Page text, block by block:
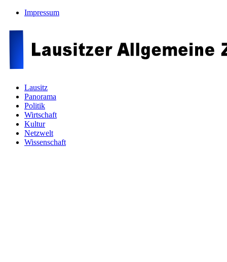
Impressum
Lausitz
Panorama
Politik
Wirtschaft
Kultur
Netzwelt
Wissenschaft